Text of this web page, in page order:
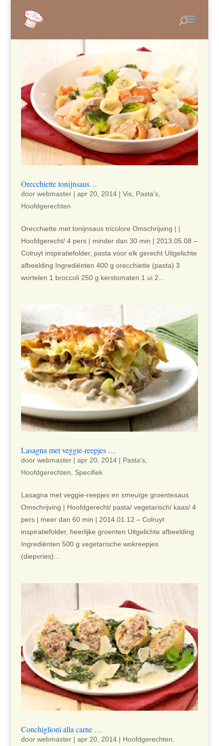
Orecchiette tonijnsaus…
door webmaster| apr 20, 2014| Vis, Pasta's,
Hoofdgerechten
Orecchiette met tonijnsaus tricolore Omschrijving | |
Hoofdgerecht/ 4 pers | minder dan 30 min | 2013.05.08 –
Colruyt inspiratiefolder, pasta voor elk gerecht Uitgelichte
afbeelding Ingrediënten 400 g orecchiette (pasta) 3
wortelen 1 broccoli 250 g kerstomaten 1 ui 2...
Lasagna met veggie-reepjes …
door webmaster| apr 20, 2014| Pasta's,
Hoofdgerechten, Specifiek
Lasagna met veggie-reepjes en smeuïge groentesaus
Omschrijving | Hoofdgerecht/ pasta/ vegetarisch/ kaas/ 4
pers | meer dan 60 min | 2014.01.12 – Colruyt
inspiratiefolder, heerlijke groenten Uitgelichte afbeelding
Ingrediënten 500 g vegetarische wokreepjes
(diepvries)...
Conchiglioni alla carne …
door webmaster| apr 20, 2014| Hoofdgerechten